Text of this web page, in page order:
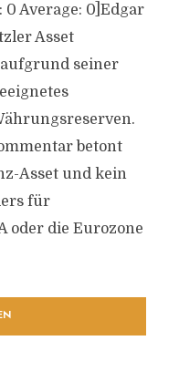
0 Average: 0]Edgar
Asset
seiner
betont
Asset und kein
für
oder die Eurozone